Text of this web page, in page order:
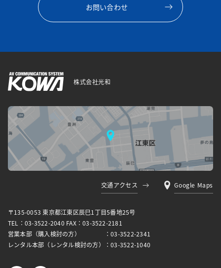
お問い合わせ
株式会社光和
交通アクセス Google Maps
〒135-0053 東京都江東区⾠⺒1丁⽬5番地25号
TEL：03-3522-2040 FAX：03-3522-2181
営業本部（購入検討の方）
：03-3522-2341
レンタル本部（レンタル検討の方）
：03-3522-1040